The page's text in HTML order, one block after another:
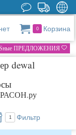
0 Корзина
ПРЕДЛОЖЕНИЯ
dewal
1 Фильтр